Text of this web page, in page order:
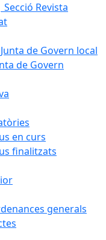
Revista
de Govern local
de Govern
en curs
finalitzats
generals